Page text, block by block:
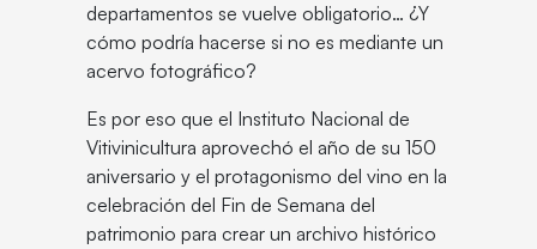
departamentos se vuelve obligatorio… ¿Y
cómo podría hacerse si no es mediante un
acervo fotográfico?
Es por eso que el Instituto Nacional de
Vitivinicultura aprovechó el año de su 150
aniversario y el protagonismo del vino en la
celebración del Fin de Semana del
patrimonio para crear un archivo histórico